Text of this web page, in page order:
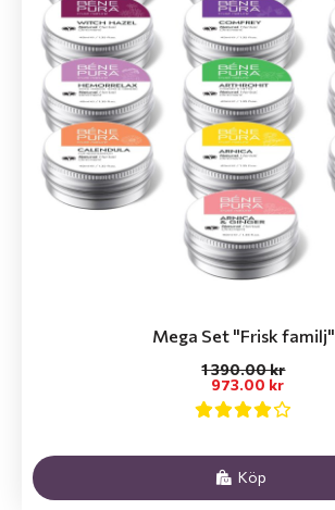
Mega Set "Frisk familj"
973.00 kr
1 390.00 kr
Köp